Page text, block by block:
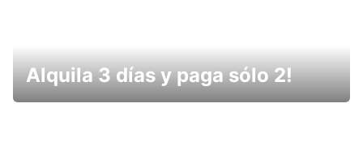
Alquila 3 días y paga sólo 2!